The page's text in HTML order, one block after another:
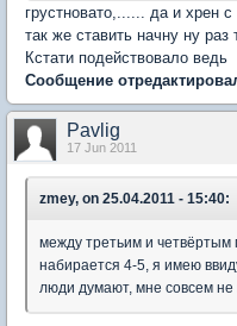
грустновато,...... да и хрен
так же ставить начну ну раз
Кстати подействовало ведь
Сообщение
Pavlig
17 Jun 2011
zmey, on 25.04.2011 - 15:40:
между третьим и
набирается 4-5, я имею
люди думают, мне совсем не